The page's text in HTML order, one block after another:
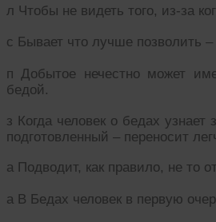
л Чтобы не видеть того, из-за
с Бывает что лучше позволить
п Добытое нечестно может
бедой.
з Когда человек о бедах
подготовленный – переносит
а Подводит, как правило, не то
а В Бедах человек в первую